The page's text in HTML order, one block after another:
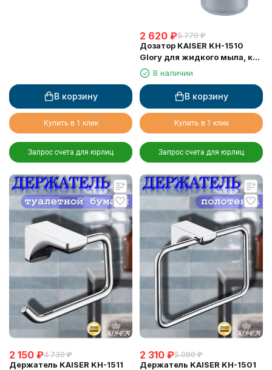
В корзину
Купить в 1 клик
Запрос счета для юрлиц
2 620 ₽5 770 ₽
Дозатор KAISER KH-1510
Glory для жидкого мыла, к
стенеВ наличии
В корзину
Купить в 1 клик
Запрос счета для юрлиц
2 150 ₽4 730 ₽
Держатель KAISER KH-1511
2 310 ₽5 090 ₽
Держатель KAISER KH-1501